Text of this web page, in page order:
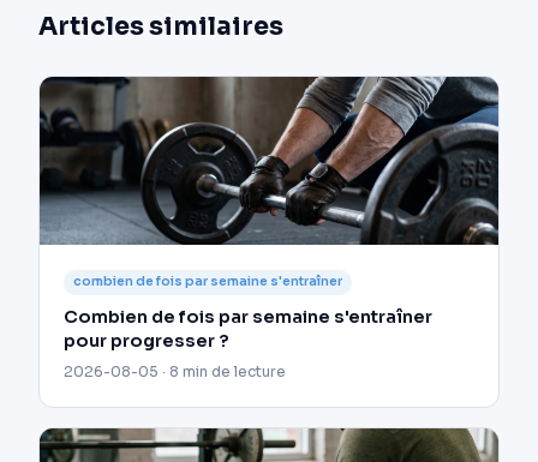
Articles similaires
combien de fois par semaine s'entraîner
Combien de fois par semaine s'entraîner
pour progresser ?
2026-08-05 · 8 min de lecture